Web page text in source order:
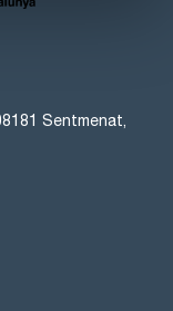
Sentmenat,